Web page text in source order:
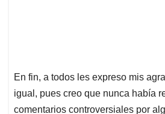
En fin, a todos les expreso mis
igual, pues creo que nunca había
comentarios controversiales por